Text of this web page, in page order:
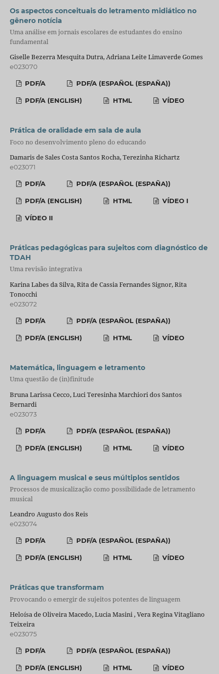
Os aspectos conceituais do letramento midiático no
gênero notícia
Uma análise em jornais escolares de estudantes do ensino
fundamental
Giselle Bezerra Mesquita Dutra, Adriana Leite Limaverde Gomes
e023070
PDF/A PDF/A (ESPAÑOL (ESPAÑA))
PDF/A (ENGLISH) HTML VÍDEO
Prática de oralidade em sala de aula
Foco no desenvolvimento pleno do educando
Damaris de Sales Costa Santos Rocha, Terezinha Richartz
e023071
PDF/A PDF/A (ESPAÑOL (ESPAÑA))
PDF/A (ENGLISH) HTML VÍDEO I
VÍDEO II
Práticas pedagógicas para sujeitos com diagnóstico de
TDAH
Uma revisão integrativa
Karina Labes da Silva, Rita de Cassia Fernandes Signor, Rita
Tonocchi
e023072
PDF/A PDF/A (ESPAÑOL (ESPAÑA))
PDF/A (ENGLISH) HTML VÍDEO
Matemática, linguagem e letramento
Uma questão de (in)finitude
Bruna Larissa Cecco, Luci Teresinha Marchiori dos Santos
Bernardi
e023073
PDF/A PDF/A (ESPAÑOL (ESPAÑA))
PDF/A (ENGLISH) HTML VÍDEO
A linguagem musical e seus múltiplos sentidos
Processos de musicalização como possibilidade de letramento
musical
Leandro Augusto dos Reis
e023074
PDF/A PDF/A (ESPAÑOL (ESPAÑA))
PDF/A (ENGLISH) HTML VÍDEO
Práticas que transformam
Provocando o emergir de sujeitos potentes de linguagem
Heloísa de Oliveira Macedo, Lucia Masini , Vera Regina Vitagliano
Teixeira
e023075
PDF/A PDF/A (ESPAÑOL (ESPAÑA))
PDF/A (ENGLISH) HTML VÍDEO